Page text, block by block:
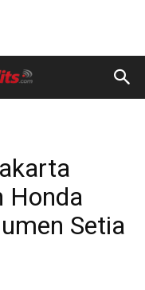
Honda
Setia